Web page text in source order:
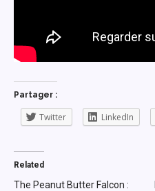
Partager :
Twitter LinkedIn
Related
The Peanut Butter Falcon :